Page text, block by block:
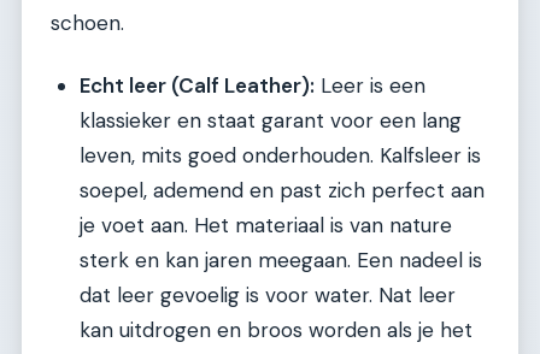
schoen.
Echt leer (Calf Leather): Leer is een
klassieker en staat garant voor een lang
leven, mits goed onderhouden. Kalfsleer is
soepel, ademend en past zich perfect aan
je voet aan. Het materiaal is van nature
sterk en kan jaren meegaan. Een nadeel is
dat leer gevoelig is voor water. Nat leer
kan uitdrogen en broos worden als je het